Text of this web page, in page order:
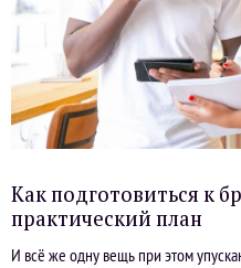
Как подготовиться к
практический план
И всё же одну вещь при этом